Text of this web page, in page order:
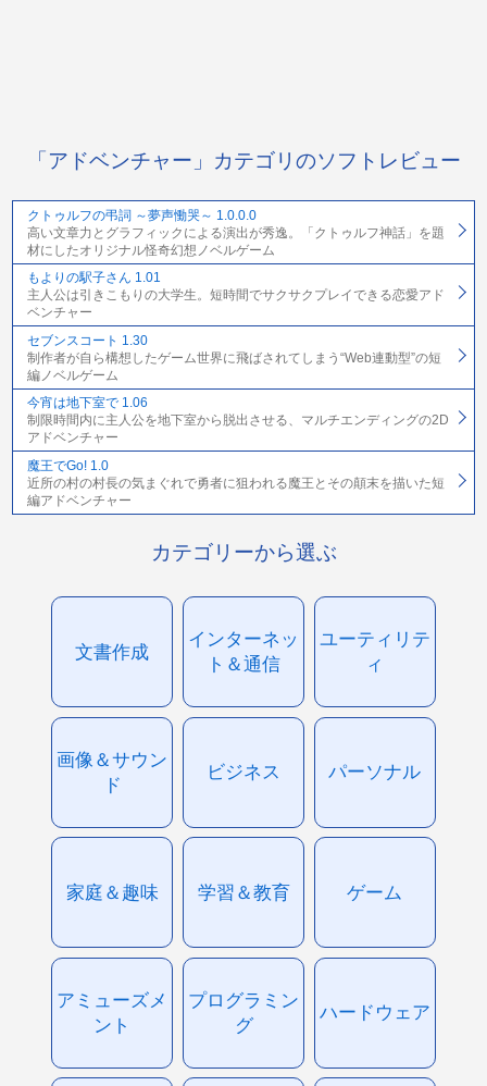
「アドベンチャー」カテゴリのソフトレビュー
クトゥルフの弔詞 ～夢声慟哭～ 1.0.0.0
高い文章力とグラフィックによる演出が秀逸。「クトゥルフ神話」を題
材にしたオリジナル怪奇幻想ノベルゲーム
もよりの駅子さん 1.01
主人公は引きこもりの大学生。短時間でサクサクプレイできる恋愛アド
ベンチャー
セブンスコート 1.30
制作者が自ら構想したゲーム世界に飛ばされてしまう“Web連動型”の短
編ノベルゲーム
今宵は地下室で 1.06
制限時間内に主人公を地下室から脱出させる、マルチエンディングの2D
アドベンチャー
魔王でGo! 1.0
近所の村の村長の気まぐれで勇者に狙われる魔王とその顛末を描いた短
編アドベンチャー
カテゴリーから選ぶ
文書作成
インターネッ
ト＆通信
ユーティリテ
ィ
画像＆サウン
ド
ビジネス パーソナル
家庭＆趣味 学習＆教育 ゲーム
アミューズメ
ント
プログラミン
グ
ハードウェア